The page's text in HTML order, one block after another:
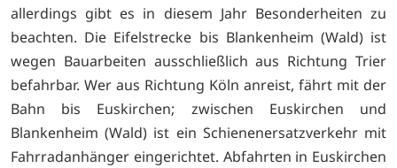
allerdings gibt es in diesem Jahr Besonderheiten zu
beachten. Die Eifelstrecke bis Blankenheim (Wald) ist
wegen Bauarbeiten ausschließlich aus Richtung Trier
befahrbar. Wer aus Richtung Köln anreist, fährt mit der
Bahn bis Euskirchen; zwischen Euskirchen und
Blankenheim (Wald) ist ein Schienenersatzverkehr mit
Fahrradanhänger eingerichtet. Abfahrten in Euskirchen